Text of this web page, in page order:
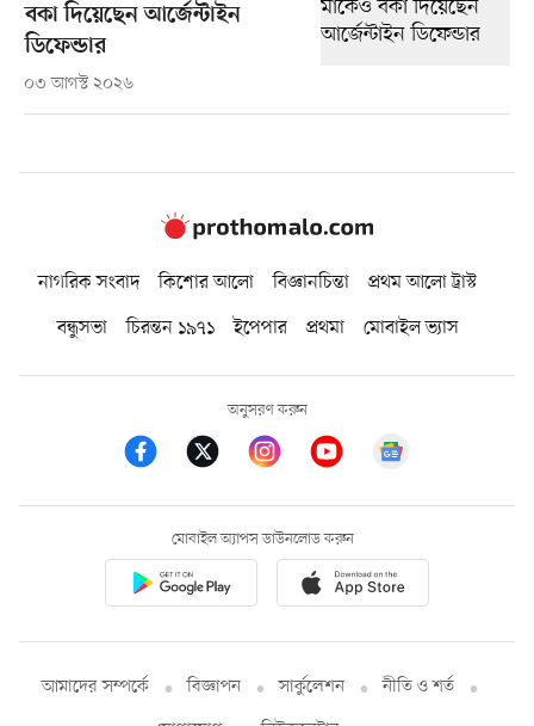
বকা দিয়েছেন আর্জেন্টাইন
ডিফেন্ডার
০৩ আগস্ট ২০২৬
নাগরিক সংবাদ কিশোর আলো বিজ্ঞানচিন্তা
প্রথম আলো ট্রাস্ট
বন্ধুসভা
চিরন্তন ১৯৭১ ইপেপার প্রথমা মোবাইল ভ্যাস
অনুসরণ করুন
মোবাইল অ্যাপস ডাউনলোড করুন
আমাদের সম্পর্কে বিজ্ঞাপন সার্কুলেশন
নীতি ও শর্ত